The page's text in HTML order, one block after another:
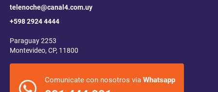
telenoche@canal4.com.uy
+598 2924 4444
Paraguay 2253
Montevideo, CP, 11800
Comunicate con nosotros via Whatsapp